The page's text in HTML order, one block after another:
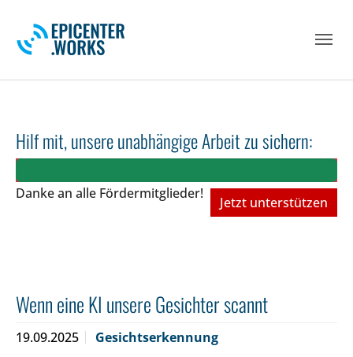
Hilf mit, unsere unabhängige Arbeit zu sichern:
Danke an alle Fördermitglieder!
Jetzt unterstützen
Wenn eine KI unsere Gesichter scannt
19.09.2025
Gesichtserkennung